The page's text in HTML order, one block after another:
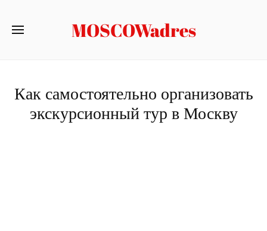
MOSCOWadres
Как самостоятельно организовать
экскурсионный тур в Москву